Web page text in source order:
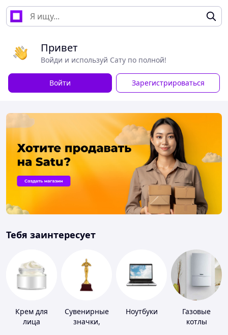
Привет
Войди и используй Сату по полной!
Войти Зарегистрироваться
Тебя заинтересует
Крем для
лица
Сувенирные
значки,
Ноутбуки
Газовые
котлы